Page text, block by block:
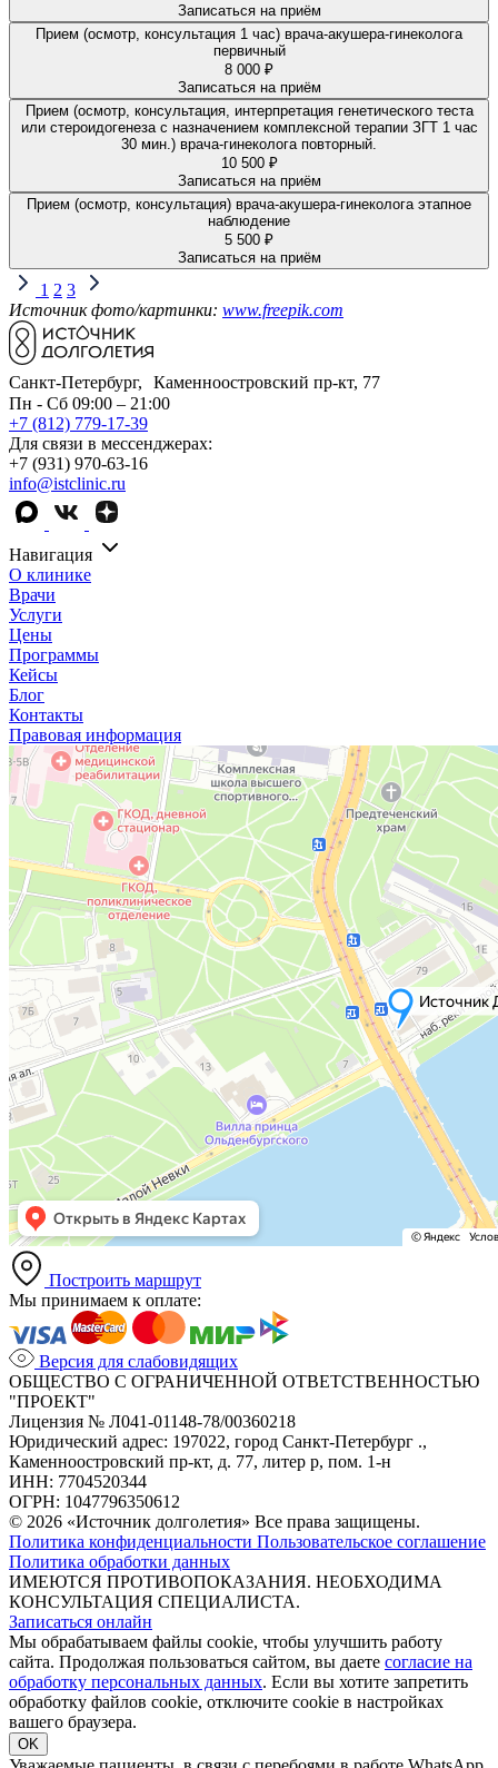
Записаться на приём
Прием (осмотр, консультация 1 час) врача-акушера-гинеколога
первичный
8 000 ₽
Записаться на приём
Прием (осмотр, консультация, интерпретация генетического теста
или стероидогенеза с назначением комплексной терапии ЗГТ 1 час
30 мин.) врача-гинеколога повторный.
10 500 ₽
Записаться на приём
Прием (осмотр, консультация) врача-акушера-гинеколога этапное
наблюдение
5 500 ₽
Записаться на приём
1 2 3
Источник фото/картинки: www.freepik.com
Санкт-Петербург, Каменноостровский пр-кт, 77
Пн - Сб 09:00 – 21:00
+7 (812) 779-17-39
Для связи в мессенджерах:
+7 (931) 970-63-16
info@istclinic.ru
Навигация
О клинике
Врачи
Услуги
Цены
Программы
Кейсы
Блог
Контакты
Правовая информация
Построить маршрут
Мы принимаем к оплате:
Версия для слабовидящих
ОБЩЕСТВО С ОГРАНИЧЕННОЙ ОТВЕТСТВЕННОСТЬЮ
"ПРОЕКТ"
Лицензия № Л041-01148-78/00360218
Юридический адрес: 197022, город Санкт-Петербург .,
Каменноостровский пр-кт, д. 77, литер р, пом. 1-н
ИНН: 7704520344
ОГРН: 1047796350612
© 2026 «Источник долголетия» Все права защищены.
Политика конфиденциальности Пользовательское соглашение
Политика обработки данных
ИМЕЮТСЯ ПРОТИВОПОКАЗАНИЯ. НЕОБХОДИМА
КОНСУЛЬТАЦИЯ СПЕЦИАЛИСТА.
Записаться онлайн
Мы обрабатываем файлы cookie, чтобы улучшить работу
сайта. Продолжая пользоваться сайтом, вы даете согласие на
обработку персональных данных. Если вы хотите запретить
обработку файлов cookie, отключите cookie в настройках
вашего браузера.
OK